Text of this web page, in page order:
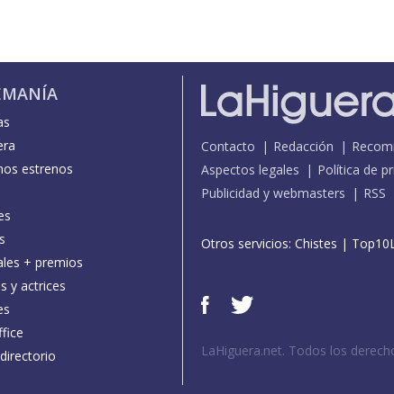
estrenos
+ premios
y actrices
Contacto Redacción
Aspectos legales
Política de
Publicidad y webmasters
RSS
Otros servicios: Chistes |
LaHiguera.net. Todos los